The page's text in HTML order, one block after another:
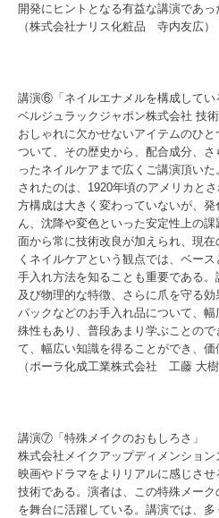
開発にヒントとなる有益な講演であっ
（株式会社ナリス化粧品 寺内友広）
講演⑥「ネイルエナメルを構成してい
ベルジュラックジャポン株式会社 技
おしゃれに欠かせないアイテムのひ
ついて、その歴史から、配合成分、
ったネイルケアまで広くご講演頂い
されたのは、1920年頃のアメリカと
方構成は大きく変わっていないが、
ん、沈降や変色といった安定性上の
面から常に技術改良が加えられ、現
くネイルケアという観点では、ベー
手入れ方法を知ることも重要である
及び物理的な特徴、さらに爪を守る
パックなどのお手入れ品について、
殊性もあり、普段あまり学ぶことの
て、幅広い知識を得ることができ、価
（ポーラ化成工業株式会社 工藤 大樹
講演⑦「特殊メイクのおもしろさ」
株式会社メイクアップディメンショ
映画やドラマをよりリアルに感じさ
技術である。演者は、この特殊メー
を舞台に活躍している。講演では、